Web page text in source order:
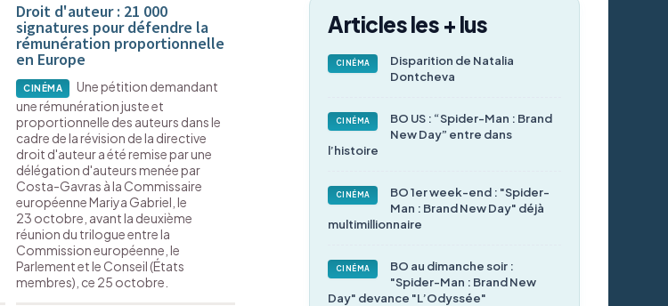
Droit d'auteur : 21 000
signatures pour défendre la
rémunération proportionnelle
en Europe
CINÉMA
Une pétition demandant
une rémunération juste et
proportionnelle des auteurs dans le
cadre de la révision de la directive
droit d'auteur a été remise par une
délégation d'auteurs menée par
Costa-Gavras à la Commissaire
européenne Mariya Gabriel, le
23 octobre, avant la deuxième
réunion du trilogue entre la
Commission européenne, le
Parlement et le Conseil (États
membres), ce 25 octobre.
Articles les + lus
CINÉMA
Disparition de Natalia
Dontcheva
CINÉMA
BO US : “Spider-Man : Brand
New Day” entre dans
l’histoire
CINÉMA
BO 1er week-end : "Spider-
Man : Brand New Day" déjà
multimillionnaire
CINÉMA
BO au dimanche soir :
"Spider-Man : Brand New
Day" devance "L’Odyssée"